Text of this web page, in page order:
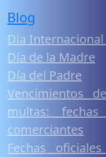
Blog
Día
Día de la Madre
Día del Padre
Vencimientos
multas:
comerciantes
Fechas